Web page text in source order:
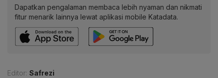
Dapatkan pengalaman membaca lebih nyaman dan nikmati
fitur menarik lainnya lewat aplikasi mobile Katadata.
Editor: Safrezi